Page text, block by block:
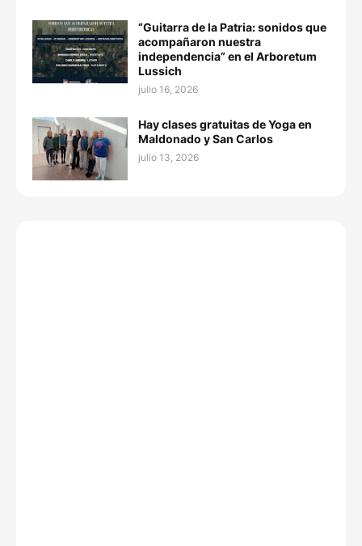
“Guitarra de la Patria: sonidos que
acompañaron nuestra
independencia” en el Arboretum
Lussich
julio 16, 2026
Hay clases gratuitas de Yoga en
Maldonado y San Carlos
julio 13, 2026